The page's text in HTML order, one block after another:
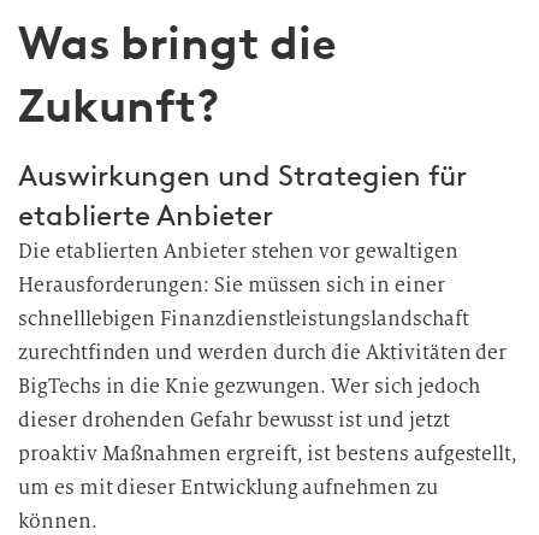
Was bringt die
Zukunft?
Auswirkungen und Strategien für
etablierte Anbieter
Die etablierten Anbieter stehen vor gewaltigen
Herausforderungen: Sie müssen sich in einer
schnelllebigen Finanzdienstleistungslandschaft
zurechtfinden und werden durch die Aktivitäten der
BigTechs in die Knie gezwungen. Wer sich jedoch
dieser drohenden Gefahr bewusst ist und jetzt
proaktiv Maßnahmen ergreift, ist bestens aufgestellt,
um es mit dieser Entwicklung aufnehmen zu
können.